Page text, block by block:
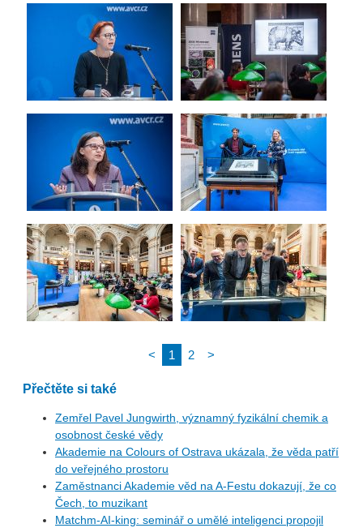
< 1 2 >
Přečtěte si také
Zemřel Pavel Jungwirth, významný fyzikální chemik a
osobnost české vědy
Akademie na Colours of Ostrava ukázala, že věda patří
do veřejného prostoru
Zaměstnanci Akademie věd na A-Festu dokazují, že co
Čech, to muzikant
Matchm-AI-king: seminář o umělé inteligenci propojil